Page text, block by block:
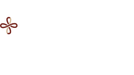
content